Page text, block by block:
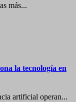
más...
la tecnología en
artificial operan...